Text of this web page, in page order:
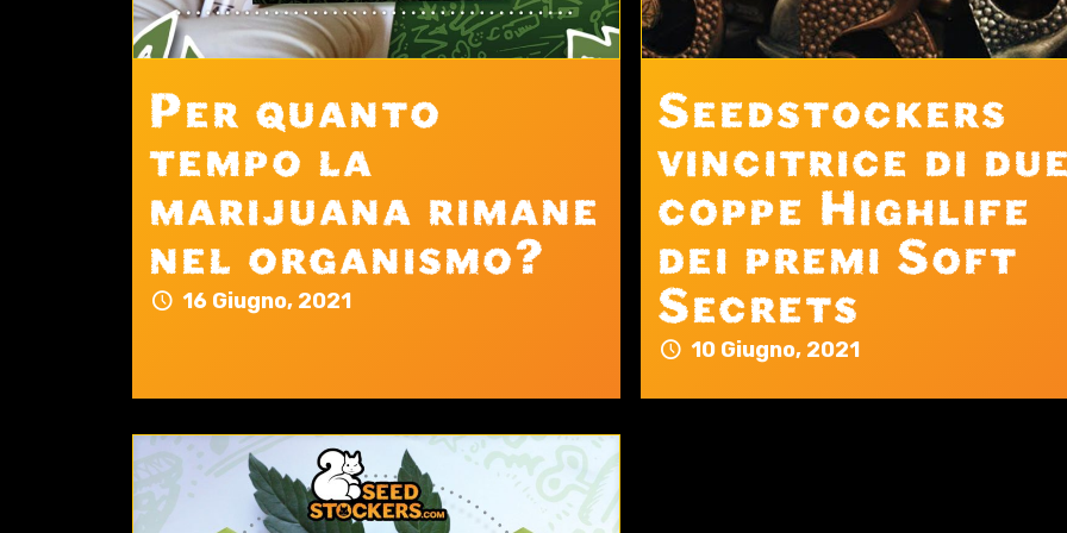
16 Giugno, 2021
Per quanto
tempo la
marijuana rimane
nel organismo?
10 Giugno, 2021
Seedstockers
vincitrice di
coppe Highlife
dei premi Soft
Secrets